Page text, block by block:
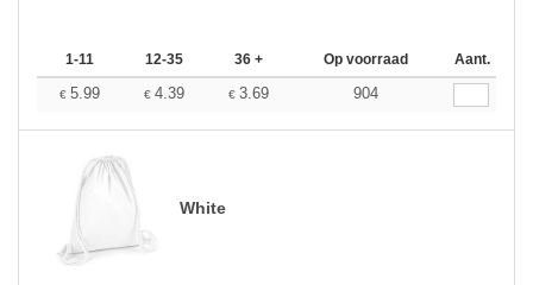
1-11 12-35 36 + Op voorraad Aant.
€ 5.99 € 4.39 € 3.69 904
White